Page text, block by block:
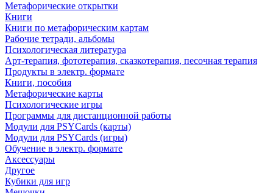
Метафорические открытки
Книги
Книги по метафорическим картам
Рабочие тетради, альбомы
Психологическая литература
Арт-терапия, фототерапия, сказкотерапия, песочная терапия
Продукты в электр. формате
Книги, пособия
Метафорические карты
Психологические игры
Программы для дистанционной работы
Модули для PSYCards (карты)
Модули для PSYCards (игры)
Обучение в электр. формате
Аксессуары
Другое
Кубики для игр